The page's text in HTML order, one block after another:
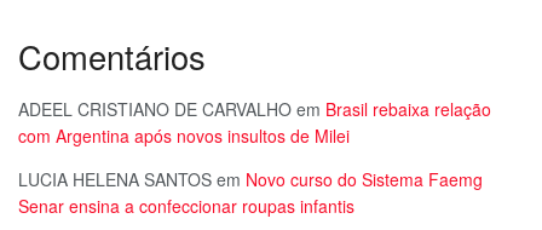
Comentários
ADEEL CRISTIANO DE CARVALHO em Brasil rebaixa relação
com Argentina após novos insultos de Milei
LUCIA HELENA SANTOS em Novo curso do Sistema Faemg
Senar ensina a confeccionar roupas infantis